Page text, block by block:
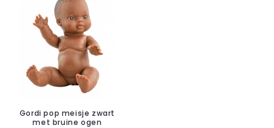
Gordi pop meisje zwart
met bruine ogen